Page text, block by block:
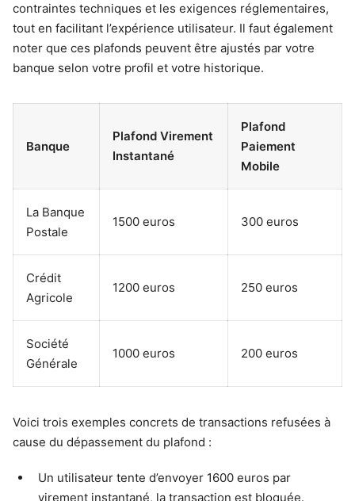
contraintes techniques et les exigences réglementaires,
tout en facilitant l’expérience utilisateur. Il faut également
noter que ces plafonds peuvent être ajustés par votre
banque selon votre profil et votre historique.
Banque
Plafond Virement
Instantané
Plafond
Paiement
Mobile
La Banque
Postale
1500 euros 300 euros
Crédit
Agricole
1200 euros 250 euros
Société
Générale
1000 euros 200 euros
Voici trois exemples concrets de transactions refusées à
cause du dépassement du plafond :
Un utilisateur tente d’envoyer 1600 euros par
virement instantané, la transaction est bloquée.